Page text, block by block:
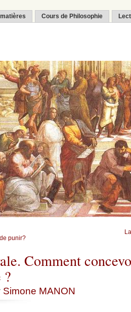
Cours de Philosophie
punir?
Comment
?
Simone MANON